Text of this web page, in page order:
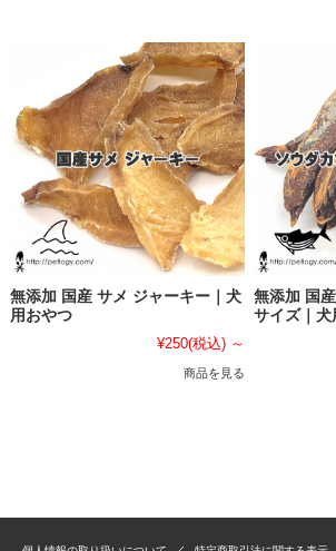
無添加 国産 サメ ジャーキー｜犬
用おやつ
¥250(税込) ～
商品を見る
無添加 国
サイズ｜犬